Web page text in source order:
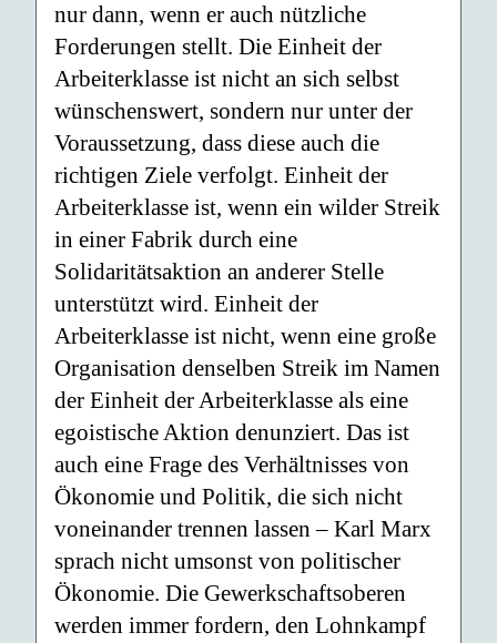
nur dann, wenn er auch nützliche
Forderungen stellt. Die Einheit der
Arbeiterklasse ist nicht an sich selbst
wünschenswert, sondern nur unter der
Voraussetzung, dass diese auch die
richtigen Ziele verfolgt. Einheit der
Arbeiterklasse ist, wenn ein wilder Streik
in einer Fabrik durch eine
Solidaritätsaktion an anderer Stelle
unterstützt wird. Einheit der
Arbeiterklasse ist nicht, wenn eine große
Organisation denselben Streik im Namen
der Einheit der Arbeiterklasse als eine
egoistische Aktion denunziert. Das ist
auch eine Frage des Verhältnisses von
Ökonomie und Politik, die sich nicht
voneinander trennen lassen – Karl Marx
sprach nicht umsonst von politischer
Ökonomie. Die Gewerkschaftsoberen
werden immer fordern, den Lohnkampf